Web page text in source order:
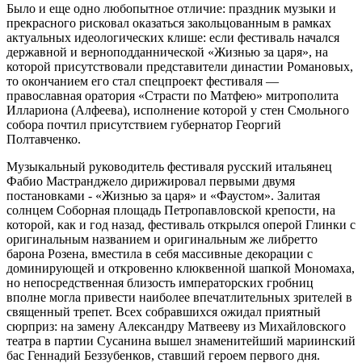
Было и еще одно любопытное отличие: праздник музыки и
прекрасного рисковал оказаться закольцованным в рамках
актуальных идеологических клише: если фестиваль начался
державной и верноподданнической «Жизнью за царя», на
которой присутствовали представители династии Романовых,
то окончанием его стал спецпроект фестиваля —
православная оратория «Страсти по Матфею» митрополита
Иллариона (Алфеева), исполнение которой у стен Смольного
собора почтил присутствием губернатор Георгий
Полтавченко.
Музыкальный руководитель фестиваля русский итальянец
Фабио Мастранджело дирижировал первыми двумя
постановками - «Жизнью за царя» и «Фаустом». Залитая
солнцем Соборная площадь Петропавловской крепости, на
которой, как и год назад, фестиваль открылся оперой Глинки с
оригинальным названием и оригинальным же либретто
барона Розена, вместила в себя массивные декорации с
доминирующей и откровенно клюквенной шапкой Мономаха,
но непосредственная близость императорских гробниц
вполне могла привести наиболее впечатлительных зрителей в
священный трепет. Всех собравшихся ожидал приятный
сюрприз: на замену Александру Матвееву из Михайловского
театра в партии Сусанина вышел знаменитейший мариинский
бас Геннадий Беззубенков, ставший героем первого дня.